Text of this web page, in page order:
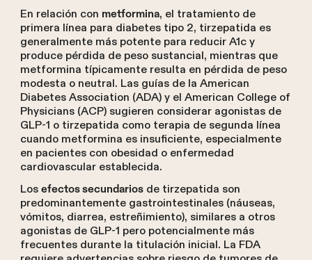
En relación con metformina, el tratamiento de
primera línea para diabetes tipo 2, tirzepatida es
generalmente más potente para reducir A1c y
produce pérdida de peso sustancial, mientras que
metformina típicamente resulta en pérdida de peso
modesta o neutral. Las guías de la American
Diabetes Association (ADA) y el American College of
Physicians (ACP) sugieren considerar agonistas de
GLP-1 o tirzepatida como terapia de segunda línea
cuando metformina es insuficiente, especialmente
en pacientes con obesidad o enfermedad
cardiovascular establecida.
Los efectos secundariosde tirzepatida son
predominantemente gastrointestinales (náuseas,
vómitos, diarrea, estreñimiento), similares a otros
agonistas de GLP-1 pero potencialmente más
frecuentes durante la titulación inicial. La FDA